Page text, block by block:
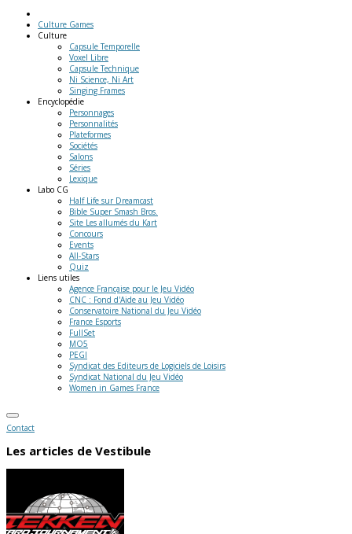
Culture Games
Culture
Capsule Temporelle
Voxel Libre
Capsule Technique
Ni Science, Ni Art
Singing Frames
Encyclopédie
Personnages
Personnalités
Plateformes
Sociétés
Salons
Séries
Lexique
Labo CG
Half Life sur Dreamcast
Bible Super Smash Bros.
Site Les allumés du Kart
Concours
Events
All-Stars
Quiz
Liens utiles
Agence Française pour le Jeu Vidéo
CNC : Fond d'Aide au Jeu Vidéo
Conservatoire National du Jeu Vidéo
France Esports
FullSet
MO5
PEGI
Syndicat des Editeurs de Logiciels de Loisirs
Syndicat National du Jeu Vidéo
Women in Games France
Contact
Les articles de Vestibule